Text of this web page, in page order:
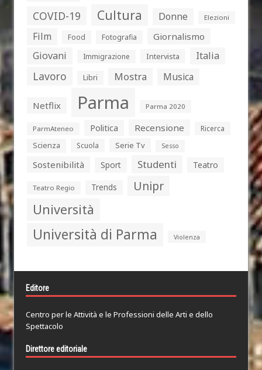
COVID-19 Cultura Donne Elezioni
Film Food Fotografia Giornalismo
Giovani Immigrazione Intervista Italia
Lavoro Libri Mostra Musica
Netflix Parma Parma 2020
ParmAteneo Politica Recensione
Ricerca
Scienza
Scuola Serie Tv Sesso
Sostenibilità Sport Studenti Teatro
Teatro Regio Trends Unipr
Università
Università di Parma Violenza
Editore
Centro per le Attività e le Professioni delle Arti e dello
Spettacolo
Direttore editoriale